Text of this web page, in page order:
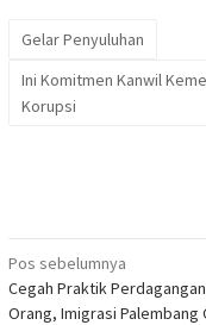
Gelar Penyuluhan
Ini Komitmen Kanwil
Korupsi
Navigasi
pos
Pos sebelumnya
Cegah Praktik Perdagangan
Orang, Imigrasi Palembang